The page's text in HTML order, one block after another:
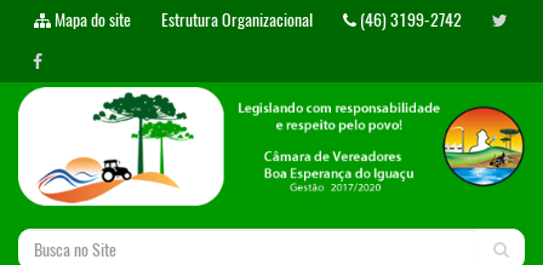
Mapa do site Estrutura Organizacional (46) 3199-2742